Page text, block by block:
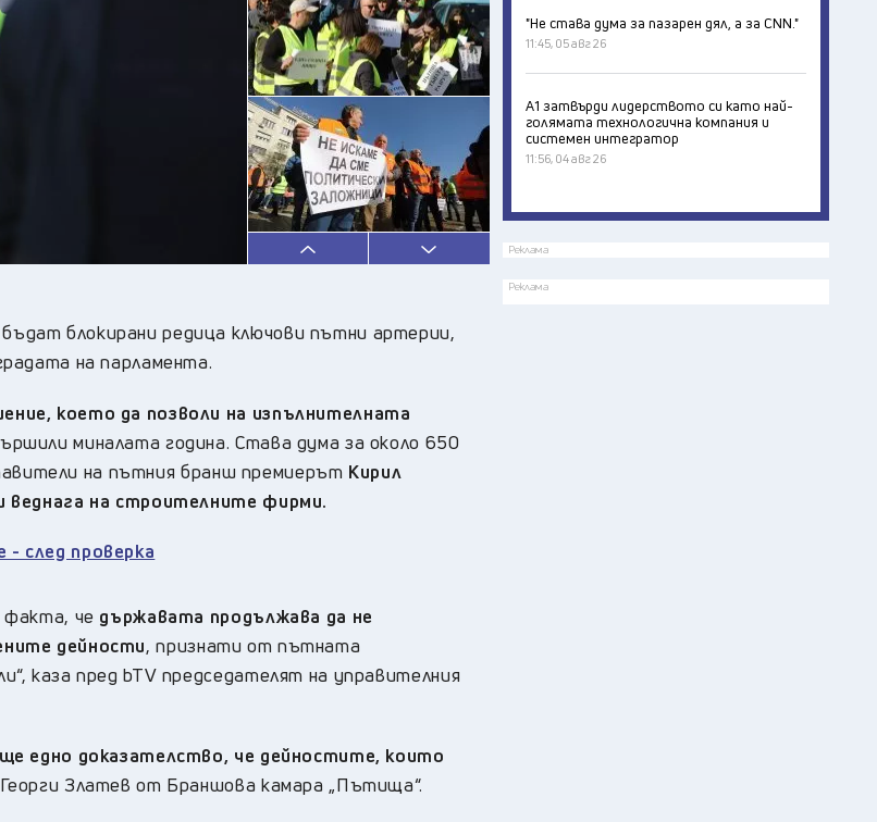
32
, 32°C
30°C
32°C
блокирани редица ключови пътни артерии,
на парламента.
което да позволи на изпълнителната
миналата година. Става дума за около 650
на пътния бранш премиерът Кирил
веднага на строителните фирми.
след проверка
факта, че държавата продължава да не
дейности, признати от пътната
каза пред bTV председателят на управителния
едно доказателство, че дейностите, които
Златев от Браншова камара „Пътища“.
"Не става дума за пазарен дял, а за CNN."
11:45, 05 авг 26
А1 затвърди лидерството си като най-
голямата технологична компания и
системен интегратор
11:56, 04 авг 26
Реклама
Реклама